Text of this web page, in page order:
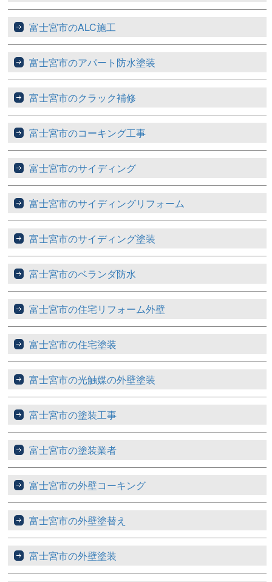
富士宮市のALC施工
富士宮市のアパート防水塗装
富士宮市のクラック補修
富士宮市のコーキング工事
富士宮市のサイディング
富士宮市のサイディングリフォーム
富士宮市のサイディング塗装
富士宮市のベランダ防水
富士宮市の住宅リフォーム外壁
富士宮市の住宅塗装
富士宮市の光触媒の外壁塗装
富士宮市の塗装工事
富士宮市の塗装業者
富士宮市の外壁コーキング
富士宮市の外壁塗替え
富士宮市の外壁塗装